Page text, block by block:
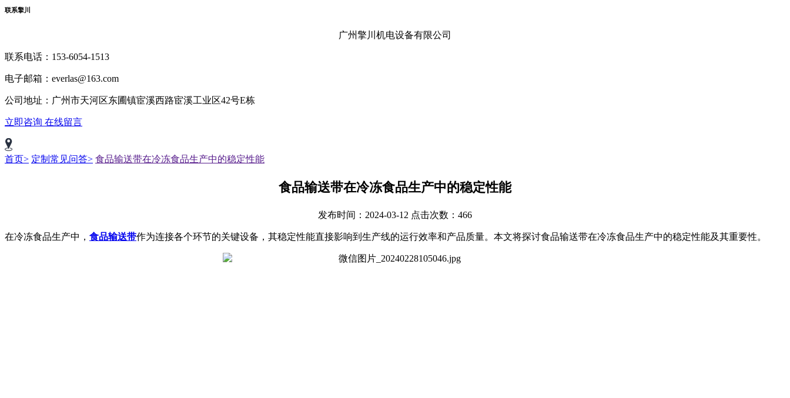
联系擎川
广州擎川机电设备有限公司
联系电话：153-6054-1513
电子邮箱：everlas@163.com
公司地址：广州市天河区东圃镇宦溪西路宦溪工业区42号E栋
立即咨询 在线留言
首页> 定制常见问答> 食品输送带在冷冻食品生产中的稳定性能
食品输送带在冷冻食品生产中的稳定性能
发布时间：2024-03-12 点击次数：466
在冷冻食品生产中， 食品输送带作为连接各个环节的关键设备，其稳定性能直接影响到生产线的运行效率和产品质量。本文将探讨食品输送带在冷冻食品生产中的稳定性能及其重要性。